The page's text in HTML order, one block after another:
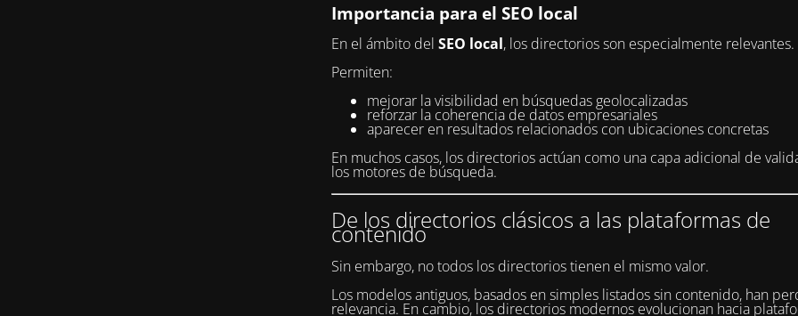
Importancia para el SEO local
En el ámbito del SEO local, los directorios son especialmente relevantes.
Permiten:
mejorar la visibilidad en búsquedas geolocalizadas
reforzar la coherencia de datos empresariales
aparecer en resultados relacionados con ubicaciones concretas
En muchos casos, los directorios actúan como una capa adicional de
los motores de búsqueda.
De los directorios clásicos a las plataformas de
contenido
Sin embargo, no todos los directorios tienen el mismo valor.
Los modelos antiguos, basados en simples listados sin contenido, han
relevancia. En cambio, los directorios modernos evolucionan hacia